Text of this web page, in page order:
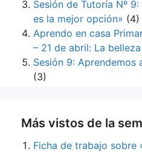
Sesión de Tutoría Nº
es la mejor opción» (4)
Aprendo en casa
– 21 de abril: La
Sesión 9:
(3)
Más vistos de la
Ficha de trabajo sobre